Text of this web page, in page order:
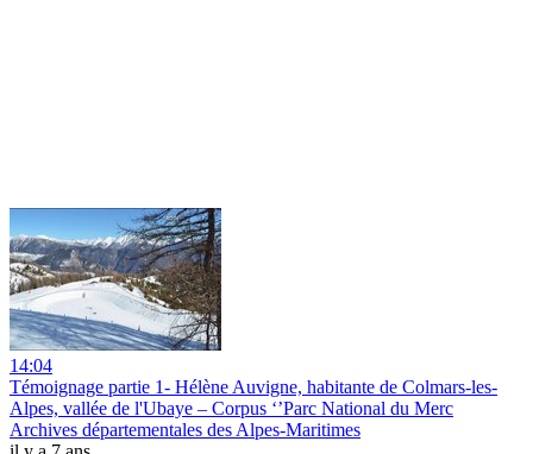
14:04
Témoignage partie 1- Hélène Auvigne, habitante de Colmars-les-
Alpes, vallée de l'Ubaye – Corpus ‘’Parc National du Merc
Archives départementales des Alpes-Maritimes